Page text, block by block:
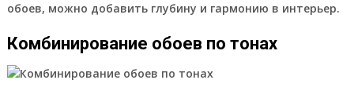
обоев, можно добавить глубину и гармонию в интерьер.
Комбинирование обоев по тонах